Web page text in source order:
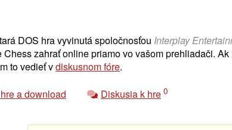
DOS hra vyvinutá spoločnosťou Interplay
Chess zahrať online priamo vo vašom prehliadači.
to vedieť vdiskusnom fóre.
a download Diskusia k hre 0